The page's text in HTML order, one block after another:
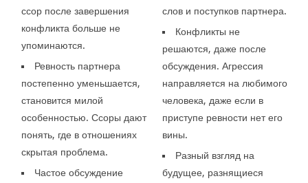
ссор после завершения
конфликта больше не
упоминаются.
Ревность партнера
постепенно уменьшается,
становится милой
особенностью. Ссоры дают
понять, где в отношениях
скрытая проблема.
Частое обсуждение
слов и поступков партнера.
Конфликты не
решаются, даже после
обсуждения. Агрессия
направляется на любимого
человека, даже если в
приступе ревности нет его
вины.
Разный взгляд на
будущее, разнящиеся